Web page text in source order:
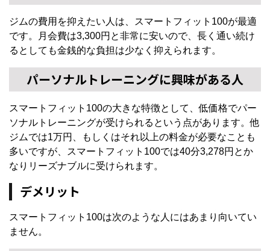
ジムの費用を抑えたい人は、スマートフィット100が最適
です。月会費は3,300円と非常に安いので、長く通い続け
るとしても金銭的な負担は少なく抑えられます。
パーソナルトレーニングに興味がある人
スマートフィット100の大きな特徴として、低価格でパー
ソナルトレーニングが受けられるという点があります。他
ジムでは1万円、もしくはそれ以上の料金が必要なことも
多いですが、スマートフィット100では40分3,278円とか
なりリーズナブルに受けられます。
デメリット
スマートフィット100は次のような人にはあまり向いてい
ません。